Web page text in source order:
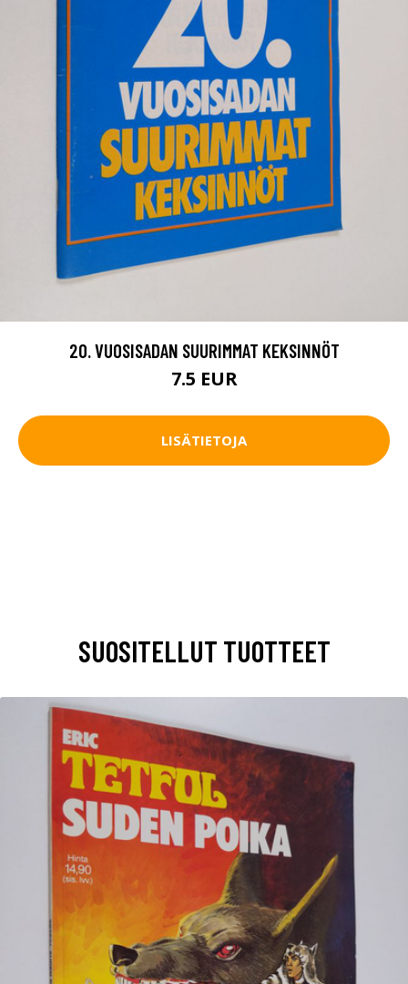
20. VUOSISADAN SUURIMMAT KEKSINNÖT
7.5 EUR
LISÄTIETOJA
SUOSITELLUT TUOTTEET